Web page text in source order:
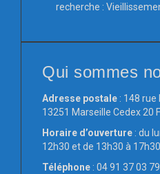
recherche :
Qui sommes
Adresse postale : 148 rue
13251 Marseille Cedex 20
Horaire d’ouverture : du
12h30 et de 13h30 à 17h30
Téléphone : 04 91 37 03 79